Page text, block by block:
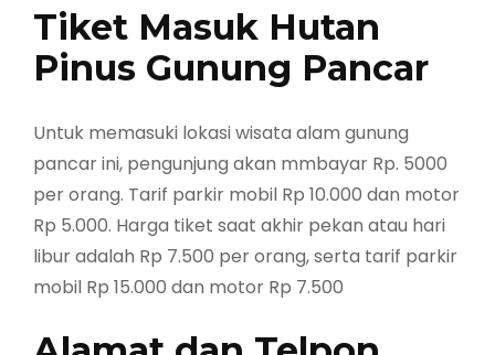
Tiket Masuk Hutan
Pinus Gunung Pancar
Untuk memasuki lokasi wisata alam gunung
pancar ini, pengunjung akan mmbayar Rp. 5000
per orang. Tarif parkir mobil Rp 10.000 dan motor
Rp 5.000. Harga tiket saat akhir pekan atau hari
libur adalah Rp 7.500 per orang, serta tarif parkir
mobil Rp 15.000 dan motor Rp 7.500